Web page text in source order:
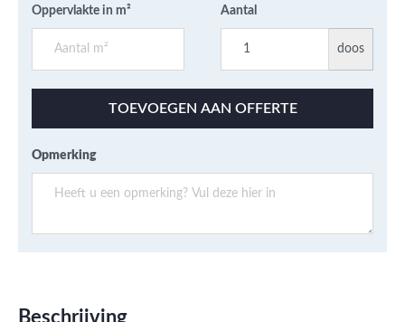
Oppervlakte in m² Aantal
doos
TOEVOEGEN AAN OFFERTE
Opmerking
Beschrijving